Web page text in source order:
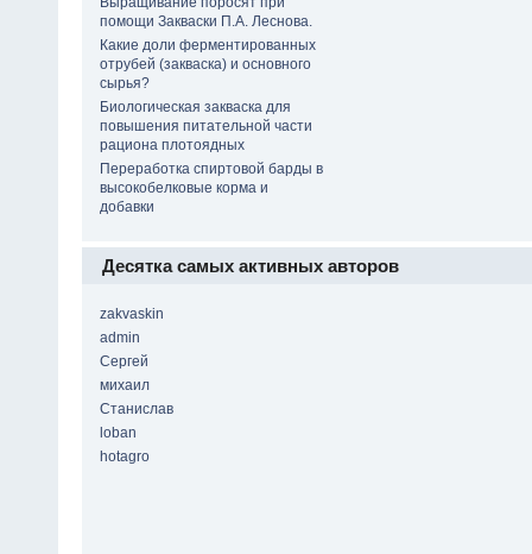
помощи Закваски П.А. Леснова.
Какие доли ферментированных
отрубей (закваска) и основного
сырья?
Биологическая закваска для
повышения питательной части
рациона плотоядных
Переработка спиртовой барды в
высокобелковые корма и
добавки
Десятка самых активных авторов
zakvaskin
admin
Сергей
михаил
Станислав
loban
hotagro